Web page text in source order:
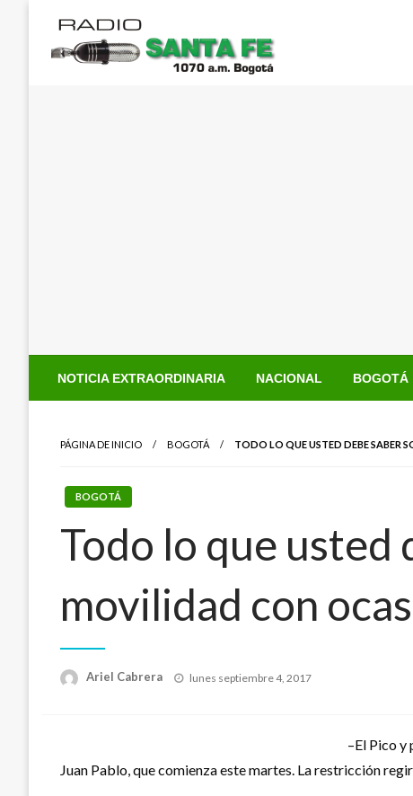
contenido
NOTICIA EXTRAORDINARIA NACIONAL BOGOTÁ
PÁGINA DE INICIO BOGOTÁ TODO LO QUE USTED DEBE SABER
BOGOTÁ
Todo lo que usted
movilidad con
Ariel Cabrera
Publicado
lunes septiembre 4, 2017
–El Pico y
Juan Pablo, que comienza este martes. La restricción